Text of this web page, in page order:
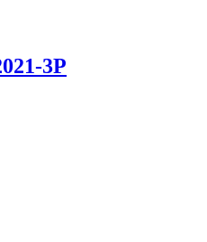
3P